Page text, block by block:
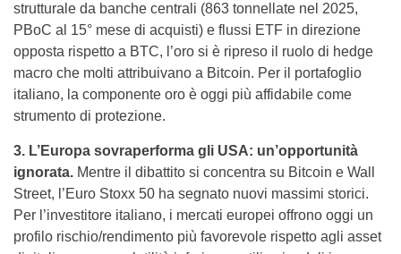
strutturale da banche centrali (863 tonnellate nel 2025,
PBoC al 15° mese di acquisti) e flussi ETF in direzione
opposta rispetto a BTC, l’oro si è ripreso il ruolo di hedge
macro che molti attribuivano a Bitcoin. Per il portafoglio
italiano, la componente oro è oggi più affidabile come
strumento di protezione.
3. L’Europa sovraperforma gli USA: un’opportunità
ignorata. Mentre il dibattito si concentra su Bitcoin e Wall
Street, l’Euro Stoxx 50 ha segnato nuovi massimi storici.
Per l’investitore italiano, i mercati europei offrono oggi un
profilo rischio/rendimento più favorevole rispetto agli asset